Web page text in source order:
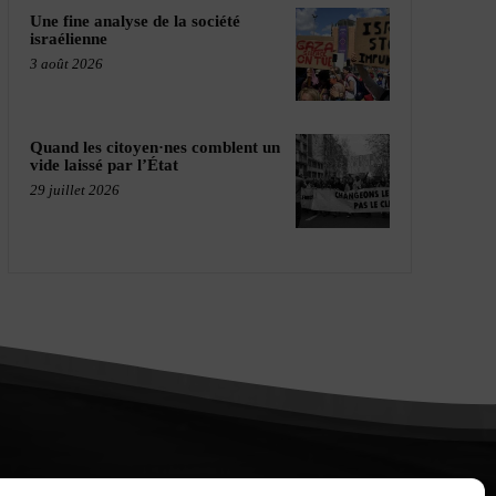
Une fine analyse de la société
israélienne
3 août 2026
Quand les citoyen·nes comblent un
vide laissé par l’État
29 juillet 2026